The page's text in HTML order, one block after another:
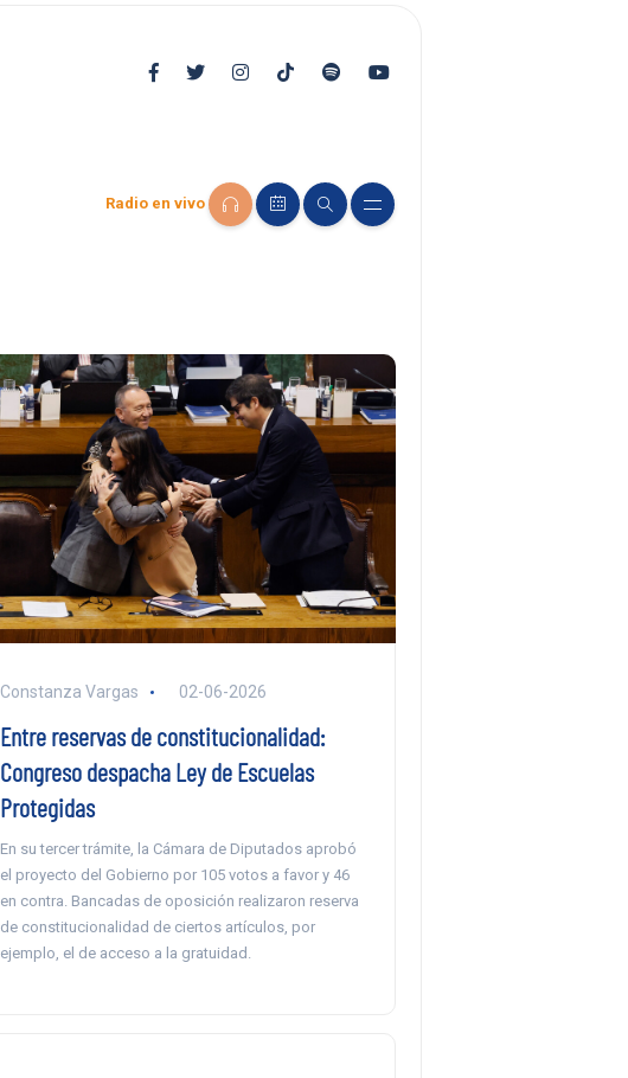
Radio en vivo
Constanza Vargas 02-06-2026
Entre reservas de constitucionalidad:
Congreso despacha Ley de Escuelas
Protegidas
En su tercer trámite, la Cámara de Diputados aprobó
el proyecto del Gobierno por 105 votos a favor y 46
en contra. Bancadas de oposición realizaron reserva
de constitucionalidad de ciertos artículos, por
ejemplo, el de acceso a la gratuidad.